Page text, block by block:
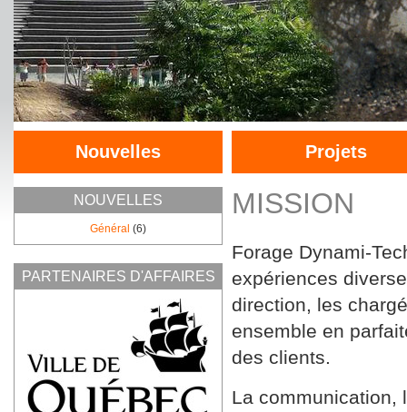
Nouvelles Projets
NOUVELLES
Général (6)
PARTENAIRES D'AFFAIRES
MISSION
Forage Dynami-
expériences
direction, les
ensemble en
des clients.
La communication,